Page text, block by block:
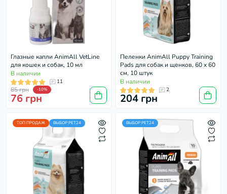
Глазные капли AnimAll VetLine
для кошек и собак, 10 мл
В наличии
11
85 грн -10%
76 грн
Пеленки AnimAll Puppy Training
Pads для собак и щенков, 60 х 60
см, 10 штук
В наличии
2
204 грн
ТОП ПРОДАЖ ВЫБОР PET24 ВЫБОР PET24